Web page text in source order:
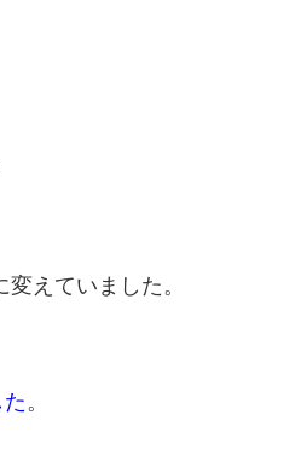
えていました。
。